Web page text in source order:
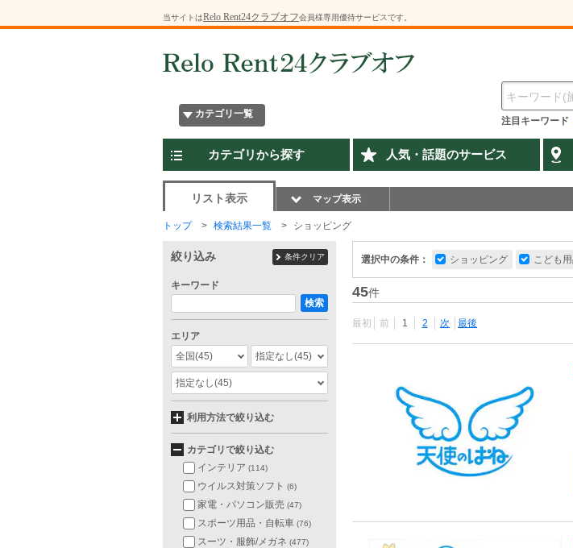
当サイトはRelo Rent24クラブオフ会員様専用優待サービスです。
カテゴリ一覧
注目キーワード
カテゴリから探す 人気・話題のサービス
リスト表示 マップ表示
トップ 検索結果一覧 ショッピング
選択中の条件： ショッピング こども
45件
最初 前 1 2 次 最後
絞り込み 条件クリア
キーワード
検索
エリア
全国(45) 指定なし(45)
指定なし(45)
利用方法で絞り込む
カテゴリで絞り込む
インテリア (114)
ウイルス対策ソフト (6)
家電・パソコン販売 (47)
スポーツ用品・自転車 (76)
スーツ・服飾/メガネ (477)